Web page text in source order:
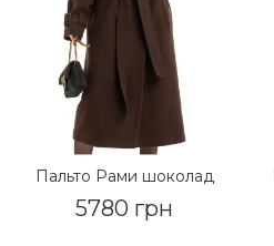
Пальто Рами шоколад
5780 грн